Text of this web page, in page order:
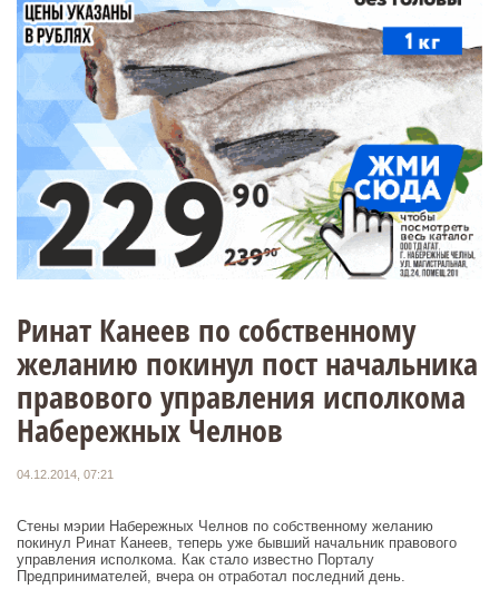
Ринат Канеев по собственному
желанию покинул пост начальника
правового управления исполкома
Набережных Челнов
04.12.2014, 07:21
Стены мэрии Набережных Челнов по собственному желанию
покинул Ринат Канеев, теперь уже бывший начальник правового
управления исполкома. Как стало известно Порталу
Предпринимателей, вчера он отработал последний день.